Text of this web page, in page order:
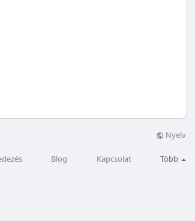
Nyelv
Blog Kapcsolat Több